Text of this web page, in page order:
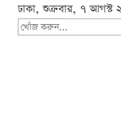
ঢাকা, শুক্রবার, ৭ আগস্ট